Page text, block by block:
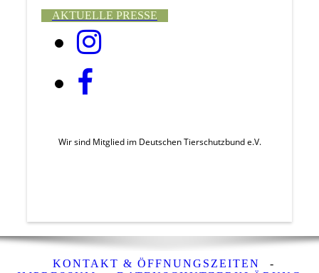
AKTUELLE PRESSE
Wir sind Mitglied im Deutschen Tierschutzbund e.V.
KONTAKT & ÖFFNUNGSZEITEN
-